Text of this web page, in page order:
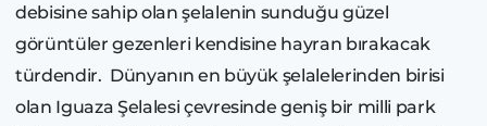
debisine sahip olan şelalenin sunduğu güzel
görüntüler gezenleri kendisine hayran bırakacak
türdendir. Dünyanın en büyük şelalelerinden birisi
olan Iguaza Şelalesi çevresinde geniş bir milli park